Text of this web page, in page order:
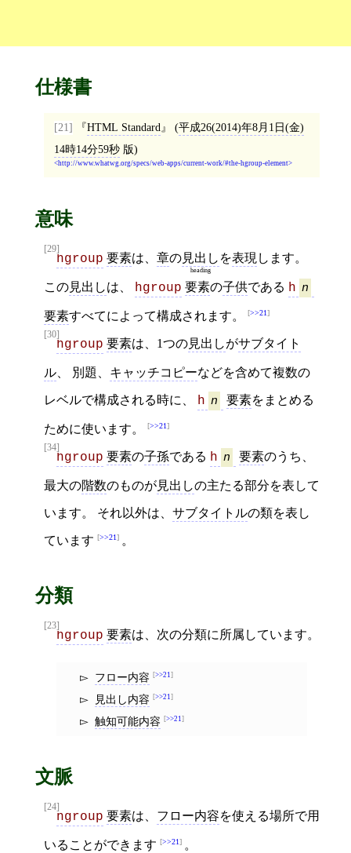
仕様書
[21] HTML Standard (平成26(2014)年8月1日(金)
14時14分59秒版)
http://www.whatwg.org/specs/web-apps/current-work/#the-hgroup-element
意味
[29]
hgroup 要素は、 章の見出し
heading
を表現 します。
この見出しは、 hgroup 要素の子供である h n
要素すべてによって構成されます。 >>21
[30]
hgroup 要素は、1つの見出しがサブタイト
ル 、 別題、 キャッチコピーなどを含めて複数の
レベルで構成される時に、 h n 要素をまとめる
ために使います。 >>21
[34]
hgroup 要素の子孫である h n 要素のうち、
最大の階数のものが見出しの主たる部分を表して
います。 それ以外は、 サブタイトルの類を表し
ています >>21 。
分類
[23]
hgroup 要素は、次の分類に所属しています。
フロー内容 >>21
見出し内容 >>21
触知可能内容 >>21
文脈
[24]
hgroup 要素は、 フロー内容を使える場所で用
いることができます >>21 。